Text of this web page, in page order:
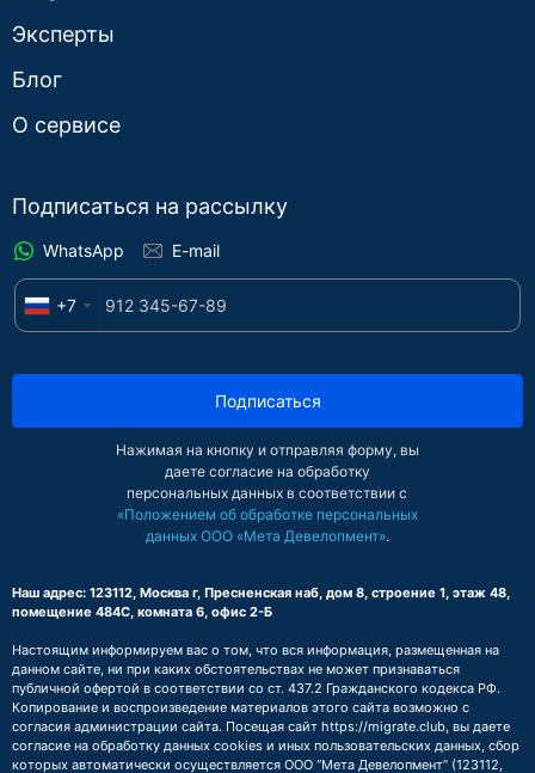
Эксперты
Блог
О сервисе
Подписаться на рассылку
WhatsApp E-mail
+7
Подписаться
Нажимая на кнопку и отправляя форму, вы
даете согласие на обработку
персональных данных в соответствии с
«Положением об обработке персональных
данных ООО «Мета Девелопмент».
Наш адрес: 123112, Москва г, Пресненская наб, дом 8, строение 1, этаж 48,
помещение 484С, комната 6, офис 2-Б
Настоящим информируем вас о том, что вся информация, размещенная на
данном сайте, ни при каких обстоятельствах не может признаваться
публичной офертой в соответствии со ст. 437.2 Гражданского кодекса РФ.
Копирование и воспроизведение материалов этого сайта возможно с
согласия администрации сайта. Посещая сайт https://migrate.club, вы даете
согласие на обработку данных cookies и иных пользовательских данных, сбор
которых автоматически осуществляется ООО “Мета Девелопмент” (123112,